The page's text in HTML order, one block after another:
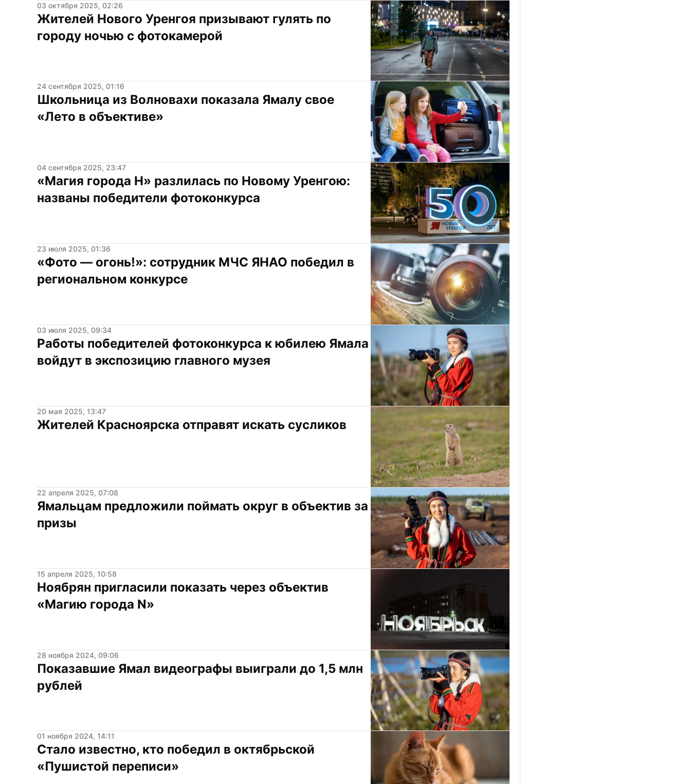
03 октября 2025, 02:26
Жителей Нового Уренгоя призывают гулять по
городу ночью с фотокамерой
24 сентября 2025, 01:16
Школьница из Волновахи показала Ямалу свое
«Лето в объективе»
04 сентября 2025, 23:47
«Магия города Н» разлилась по Новому Уренгою:
названы победители фотоконкурса
23 июля 2025, 01:36
«Фото — огонь!»: сотрудник МЧС ЯНАО победил в
региональном конкурсе
03 июля 2025, 09:34
Работы победителей фотоконкурса к юбилею Ямала
войдут в экспозицию главного музея
20 мая 2025, 13:47
Жителей Красноярска отправят искать сусликов
22 апреля 2025, 07:08
Ямальцам предложили поймать округ в объектив за
призы
15 апреля 2025, 10:58
Ноябрян пригласили показать через объектив
«Магию города N»
28 ноября 2024, 09:06
Показавшие Ямал видеографы выиграли до 1,5 млн
рублей
01 ноября 2024, 14:11
Стало известно, кто победил в октябрьской
«Пушистой переписи»